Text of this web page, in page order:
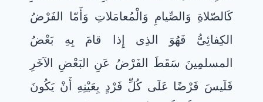
كَالصّلاةِ وَالصِّيامِ وَالْمُعامَلاتِ وَأَمّا الفَرْضُ
الكِفائِىُّ فَهُوَ الذِى إِذا قامَ بِهِ بَعْضُ
المسلمِينَ سَقَطَ الفَرْضُ عَنِ البَعْضِ الآخَرِ
فَلَيسَ فَرْضًا عَلَى كُلِّ فَرْدٍ بِعَيْنِهِ أَنْ يَكُونَ